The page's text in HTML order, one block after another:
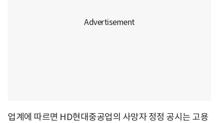
업계에 따르면 HD현대중공업의 사망자 정정 공시는 고용